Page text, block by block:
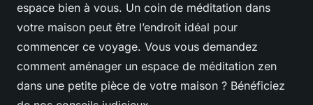
espace bien à vous. Un coin de méditation dans
votre maison peut être l’endroit idéal pour
commencer ce voyage. Vous vous demandez
comment aménager un espace de méditation zen
dans une petite pièce de votre maison ? Bénéficiez